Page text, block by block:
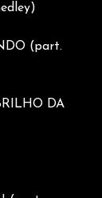
(part.
DA